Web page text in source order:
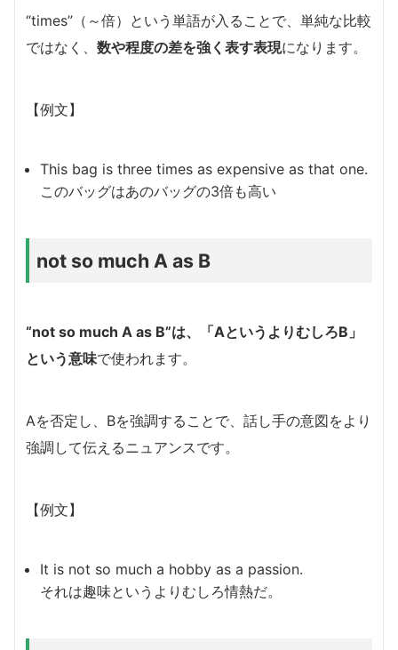
“times”（～倍）という単語が入ることで、単純な比較
ではなく、 数や程度の差を強く表す表現になります。
【例文】
This bag is three times as expensive as that one.
このバッグはあのバッグの3倍も高い
not so much A as B
“not so much A as B”は、「AというよりむしろB」
という意味で使われます。
Aを否定し、Bを強調することで、話し手の意図をより
強調して伝えるニュアンスです。
【例文】
It is not so much a hobby as a passion.
それは趣味というよりむしろ情熱だ。